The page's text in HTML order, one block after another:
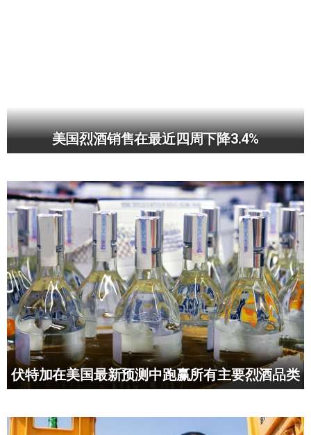
美国烈酒销售在最近四周下降3.4%
伏特加在美国最新预测中跑赢所有主要烈酒品类